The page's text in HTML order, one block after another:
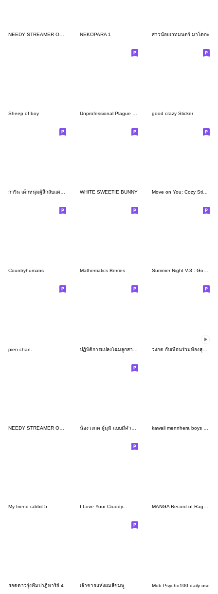
NEEDY STREAMER OVERLOAD NEKOPARA 1 สาวน้อยเวทมนตร์ มาโดกะ
Sheep of boy good crazy Sticker
WHITE SWEETIE BUNNY Move on You: Cozy Stickers
Countryhumans Mathematics Berries Summer Night V.3 : Good day at school
pien chan. วงกต กับเพื่อนร่วมห้องสุดเฮี้ยน
My friend rabbit 5 I Love Your Cruddy... MANGA Record of Ragnarok Vol.2
ยอดดาวรุ่งทีมปาฏิหาริย์ 4 เจ้าชายแห่งผมสีชมพู Mob Psycho100 daily use